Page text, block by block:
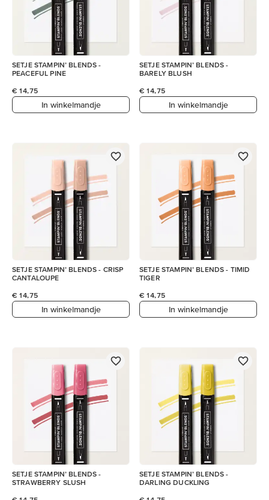
SETJE STAMPIN’ BLENDS -
PEACEFUL PINE
€ 14,75
In winkelmandje
SETJE STAMPIN’ BLENDS -
BARELY BLUSH
€ 14,75
In winkelmandje
SETJE STAMPIN’ BLENDS - CRISP
CANTALOUPE
€ 14,75
In winkelmandje
SETJE STAMPIN’ BLENDS - TIMID
TIGER
€ 14,75
In winkelmandje
SETJE STAMPIN’ BLENDS -
STRAWBERRY SLUSH
SETJE STAMPIN’ BLENDS -
DARLING DUCKLING